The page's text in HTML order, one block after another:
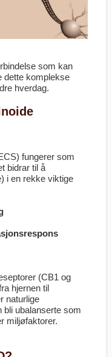
som kan
dette komplekse
hverdag.
fungerer som
bidrar til å
i en rekke viktige
(CB1 og
hjernen til
naturlige
bli ubalanserte som
miljøfaktorer.